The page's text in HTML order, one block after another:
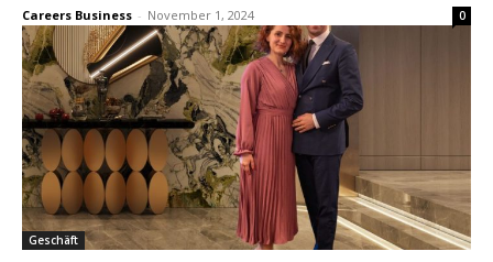
Careers Business - November 1, 2024 0
Geschäft